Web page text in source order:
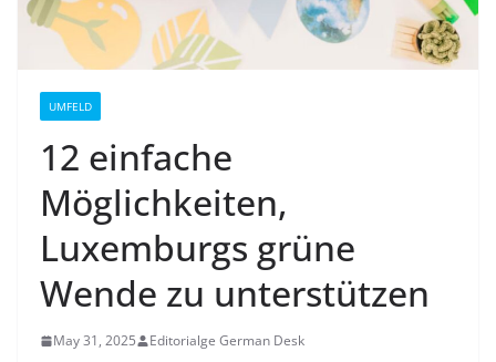
UMFELD
12 einfache
Möglichkeiten,
Luxemburgs grüne
Wende zu unterstützen
May 31, 2025 Editorialge German Desk